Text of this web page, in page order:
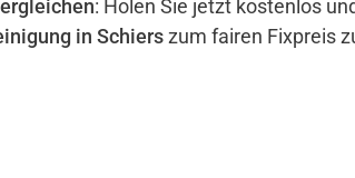
: Holen Sie jetzt kostenlos
in Schierszum fairen Fixpreis